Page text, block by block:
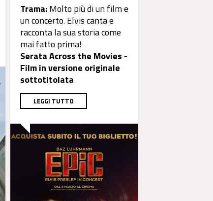
Trama:Molto più di unfilme
un concerto. Elvis canta e
racconta la sua storia come
mai fatto prima!
Serata Across the Movies -
Film in versione originale
sottotitolata
LEGGI TUTTO